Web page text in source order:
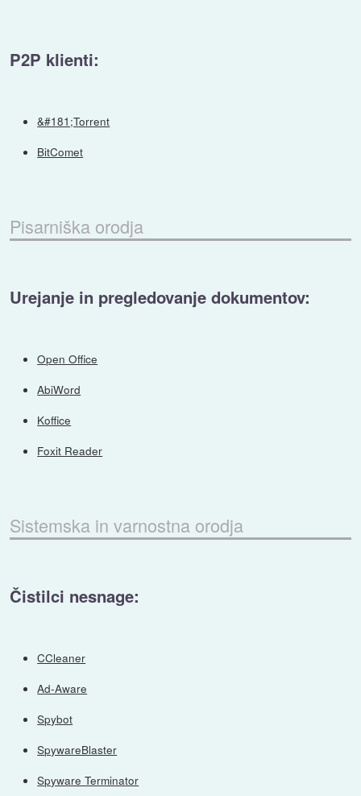
P2P klienti:
&#181;Torrent
BitComet
Pisarniška orodja
Urejanje in pregledovanje dokumentov:
Open Office
AbiWord
Koffice
Foxit Reader
Sistemska in varnostna orodja
Čistilci nesnage:
CCleaner
Ad-Aware
Spybot
SpywareBlaster
Spyware Terminator